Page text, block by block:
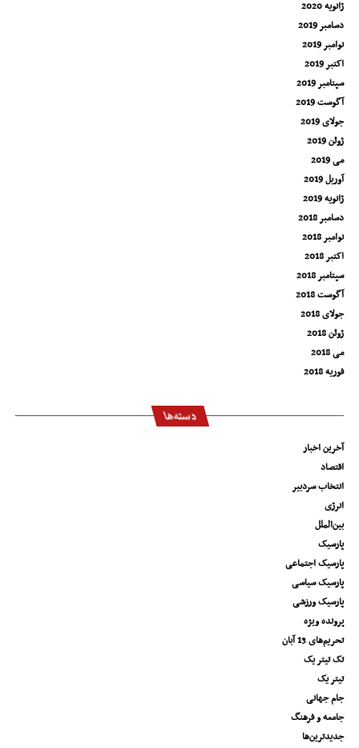
ژانویه 2020
دسامبر 2019
نوامبر 2019
اکتبر 2019
سپتامبر 2019
آگوست 2019
جولای 2019
ژوئن 2019
می 2019
آوریل 2019
ژانویه 2019
دسامبر 2018
نوامبر 2018
اکتبر 2018
سپتامبر 2018
آگوست 2018
جولای 2018
ژوئن 2018
می 2018
فوریه 2018
دسته‌ها
آخرین اخبار
اقتصاد
انتخاب سردبیر
انرژی
بین‌الملل
پارسیک
پارسیک اجتماعی
پارسیک سیاسی
پارسیک ورزشی
پرونده ویژه
تحریم‌های 13 آبان
تک تیتر یک
تیتر یک
جام جهانی
جامعه و فرهنگ
جدیدترین‌ها